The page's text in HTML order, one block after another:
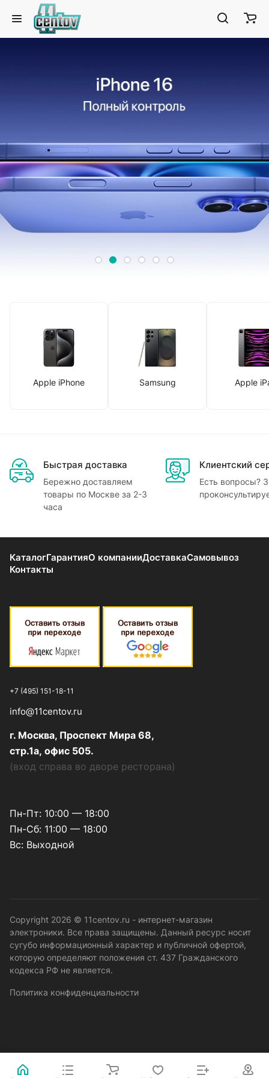
Apple iPhone Samsung Apple
Быстрая доставка
Бережно доставляем
товары по Москве за 2-3
часа
Клиентский
Есть вопросы?
КаталогГарантияО компанииДоставкаСамовывоз
Контакты
+7 (495) 151-18-11
info@11centov.ru
г. Москва, Проспект Мира 68,
стр.1а, офис 505.
(вход справа во дворе ресторана)
Пн-Пт: 10:00 — 18:00
Пн-Сб: 11:00 — 18:00
Вс: Выходной
Copyright 2026 © 11centov.ru - интернет-магазин
электроники. Все права защищены. Данный ресурс носит
сугубо информационный характер и публичной офертой,
которую определяют положения ст. 437 Гражданского
кодекса РФ не является.
Политика конфиденциальности